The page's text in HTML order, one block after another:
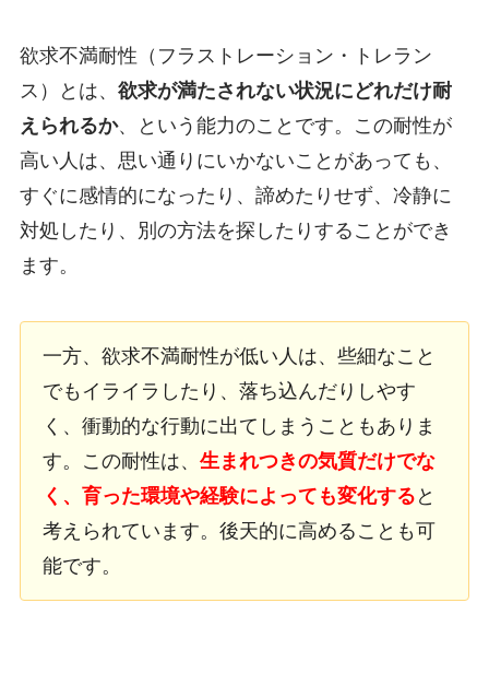
欲求不満耐性（フラストレーション・トレラン
ス）とは、 欲求が満たされない状況にどれだけ耐
えられるか、という能力のことです。この耐性が
高い人は、思い通りにいかないことがあっても、
すぐに感情的になったり、諦めたりせず、冷静に
対処したり、別の方法を探したりすることができ
ます。
一方、欲求不満耐性が低い人は、些細なこと
でもイライラしたり、落ち込んだりしやす
く、衝動的な行動に出てしまうこともありま
す。この耐性は、 生まれつきの気質だけでな
く、育った環境や経験によっても変化する と
考えられています。後天的に高めることも可
能です。